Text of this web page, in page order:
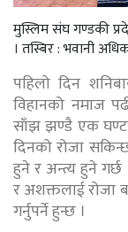
मुस्लिम संघ गण्डकी
। तस्बिर : भवानी
पहिलो दिन
विहानको नमाज
साँझ झण्डै एक
दिनको रोजा
हुने र अन्त्य हुने गर्छ
र अशक्तलाई रोजा
गर्नुपर्ने हुन्छ ।